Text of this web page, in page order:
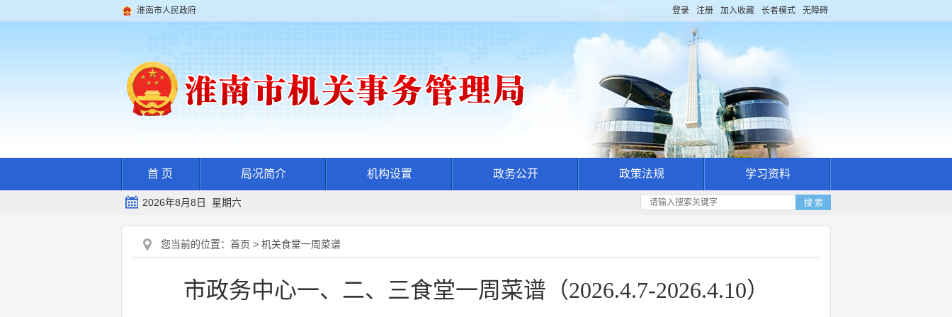
淮南市人民政府 登录 注册 加入收藏 长者模式 无障碍
首 页 局况简介 机构设置 政务公开 政策法规 学习资料
2026年8月8日 星期六
您当前的位置： 首页 > 机关食堂一周菜谱
市政务中心一、二、三食堂一周菜谱（2026.4.7-2026.4.10）